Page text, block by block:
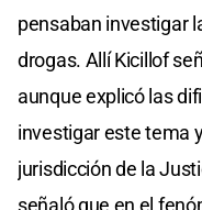
pensaban investigar
drogas. Allí Kicillof
aunque explicó las
investigar este tema
jurisdicción de la
señaló que en el